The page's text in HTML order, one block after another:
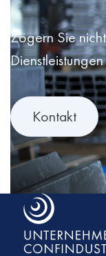
Zögern Sie
Kontakt